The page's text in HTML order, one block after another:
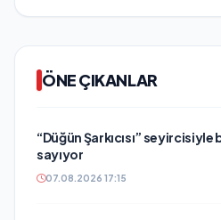
ÖNE ÇIKANLAR
“Düğün Şarkıcısı”
sayıyor
07.08.2026 17:15